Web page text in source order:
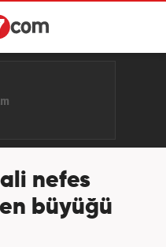
nefes
büyüğü